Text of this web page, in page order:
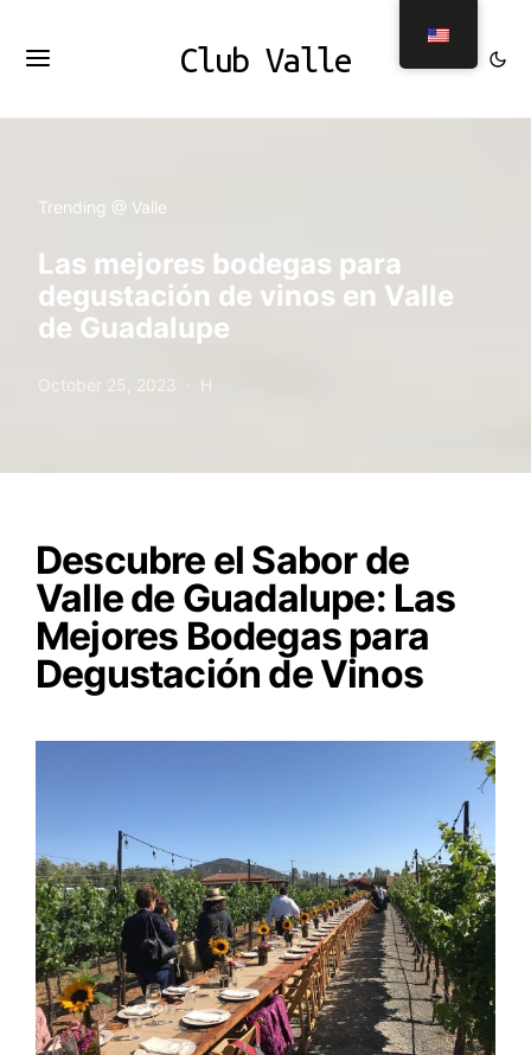
Club Valle
Trending @ Valle
Las mejores bodegas para
degustación de vinos en Valle
de Guadalupe
October 25, 2023 H
Descubre el Sabor de
Valle de Guadalupe: Las
Mejores Bodegas para
Degustación de Vinos